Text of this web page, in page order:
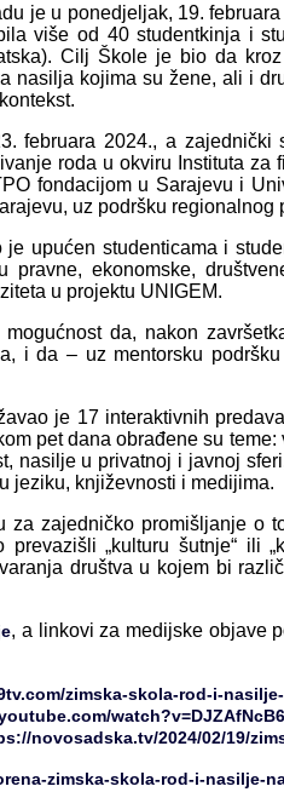
je u ponedjeljak, 19.
više od 40 studentkinja i
Cilj Škole je bio da
nasilja kojima su žene, ali i
februara 2024., a
roda u okviru Instituta za
fondacijom u Sarajevu i
uz podršku regionalnog
upućen studenticama i
pravne, ekonomske,
u projektu UNIGEM.
da, nakon
i da – uz mentorsku
je 17 interaktivnih
pet dana obrađene su
nasilje u privatnoj i javnoj
jeziku, književnosti i medijima.
za zajedničko promišljanje o
„kulturu šutnje“ ili
društva u kojem bi
, a linkovi za medijske objave
zimska-skola-rod-i-
novosadska.tv/2024/02/19/
zimska-skola-rod-i-nasilje-